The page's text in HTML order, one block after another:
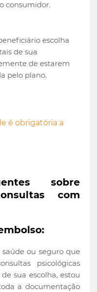
consumidor.
escolha
de sua
de estarem
pelo plano.
é obrigatória a
sobre
com
ou seguro que
psicológicas
sua escolha, estou
a documentação